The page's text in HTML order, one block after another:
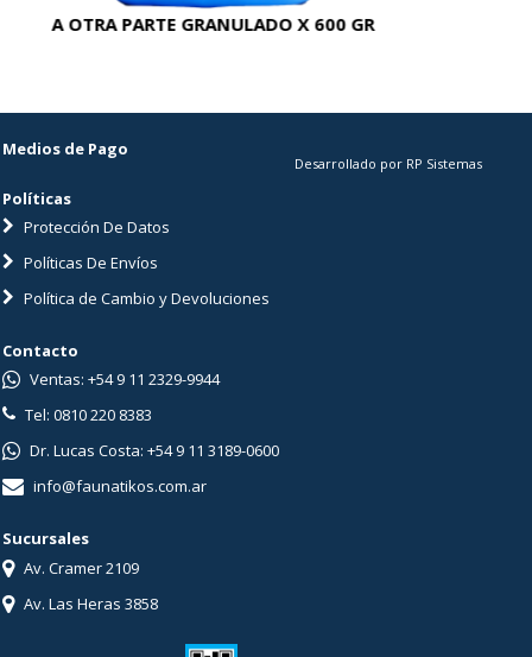
A OTRA PARTE GRANULADO X 600 GR
Medios de Pago
Políticas
Protección De Datos
Políticas De Envíos
Política de Cambio y Devoluciones
Desarrollado por RP Sistemas
Contacto
Ventas: +54 9 11 2329-9944
Tel: 0810 220 8383
Dr. Lucas Costa: +54 9 11 3189-0600
info@faunatikos.com.ar
Sucursales
Av. Cramer 2109
Av. Las Heras 3858